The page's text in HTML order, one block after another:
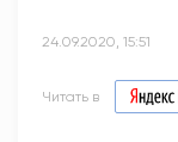
24.09.2020, 15:51
Читать в